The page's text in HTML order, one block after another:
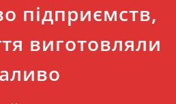
підприємств,
виготовляли